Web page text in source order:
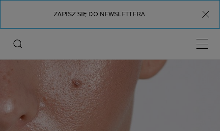
Menu
ZAPISZ SIĘ DO NEWSLETTERA